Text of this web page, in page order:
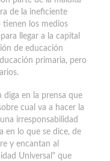
de la ineficiente
tienen los medios
llegar a la capital
de educación
primaria, pero
diga en la prensa que
cual va a hacer la
irresponsabilidad
en lo que se dice, de
y encantan al
Universal" que